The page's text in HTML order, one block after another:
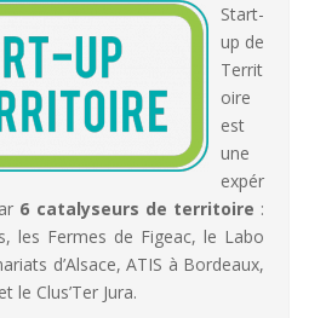
Start-
up de
Territ
oire
est
une
expér
6 catalyseurs de territoire :
les Fermes de Figeac, le Labo
d’Alsace, ATIS à Bordeaux,
le Clus’Ter Jura.